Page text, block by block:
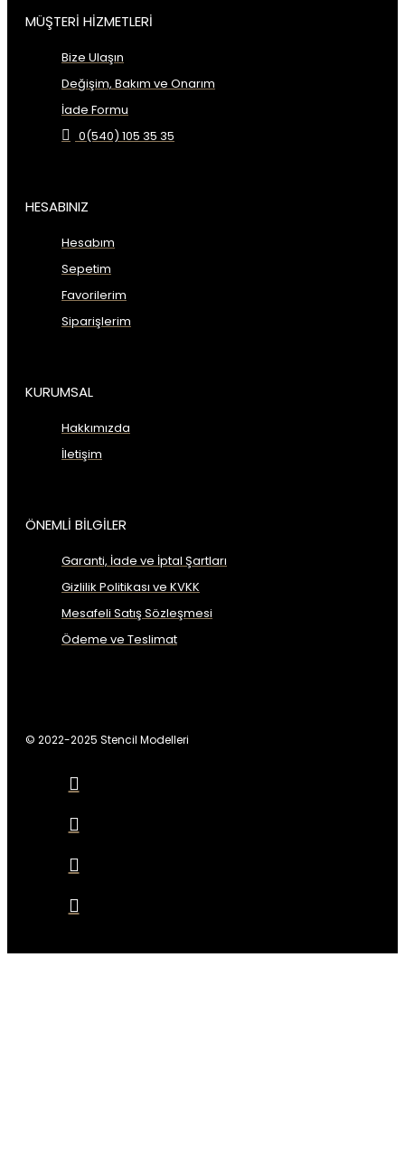
MÜŞTERİ HİZMETLERİ
Bize Ulaşın
Değişim, Bakım ve Onarım
İade Formu
0(540) 105 35 35
HESABINIZ
Hesabım
Sepetim
Favorilerim
Siparişlerim
KURUMSAL
Hakkımızda
İletişim
ÖNEMLİ BİLGİLER
Garanti, İade ve İptal Şartları
Gizlilik Politikası ve KVKK
Mesafeli Satış Sözleşmesi
Ödeme ve Teslimat
© 2022-2025 Stencil Modelleri